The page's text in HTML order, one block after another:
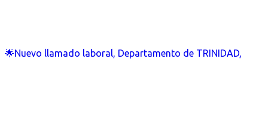
🌟Nuevo llamado laboral, Departamento de TRINIDAD,